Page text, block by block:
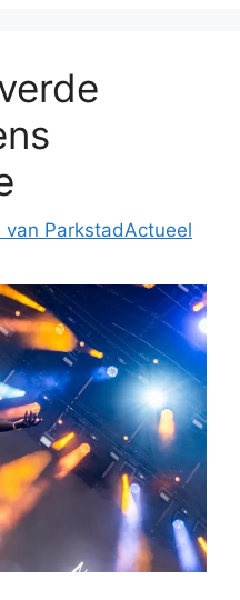
van ParkstadActueel